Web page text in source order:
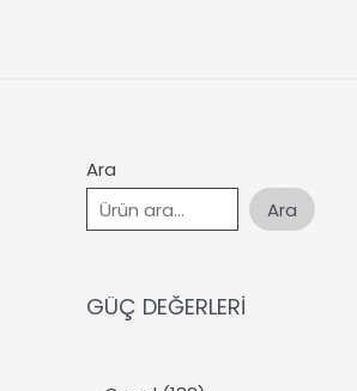
Ara
Ara
GÜÇ DEĞERLERİ